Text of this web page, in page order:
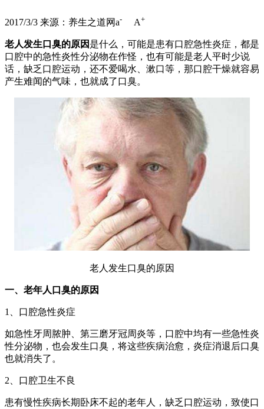
2017/3/3 来源：养生之道网a- A+
老人发生口臭的原因 是什么，可能是患有口腔急性炎症，都是
口腔中的急性炎性分泌物在作怪，也有可能是老人平时少说
话，缺乏口腔运动，还不爱喝水、漱口等，那口腔干燥就容易
产生难闻的气味，也就成了口臭。
老人发生口臭的原因
一、老年人口臭的原因
1、口腔急性炎症
如急性牙周脓肿、第三磨牙冠周炎等，口腔中均有一些急性炎
性分泌物，也会发生口臭，将这些疾病治愈，炎症消退后口臭
也就消失了。
2、口腔卫生不良
患有慢性疾病长期卧床不起的老年人，缺乏口腔运动，致使口